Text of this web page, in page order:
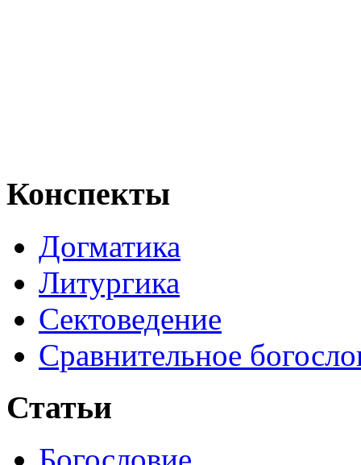
Конспекты
Догматика
Литургика
Сектоведение
Сравнительное
Статьи